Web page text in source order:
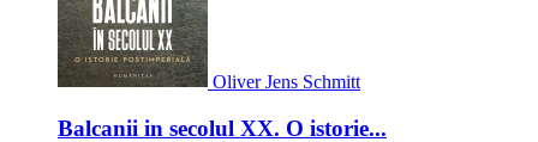
Oliver Jens Schmitt
Balcanii in secolul XX. O istorie...